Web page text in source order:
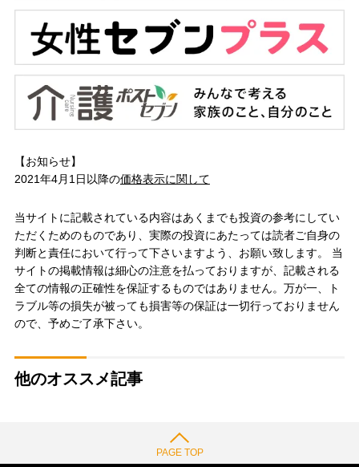
【お知らせ】
2021年4月1日以降の価格表示に関して
当サイトに記載されている内容はあくまでも投資の参考にしてい
ただくためのものであり、実際の投資にあたっては読者ご自身の
判断と責任において行って下さいますよう、お願い致します。 当
サイトの掲載情報は細心の注意を払っておりますが、記載される
全ての情報の正確性を保証するものではありません。万が一、ト
ラブル等の損失が被っても損害等の保証は一切行っておりません
ので、予めご了承下さい。
他のオススメ記事
PAGE TOP